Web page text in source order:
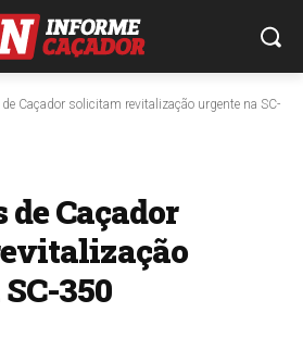
de Caçador solicitam revitalização urgente na SC-
de Caçador
350